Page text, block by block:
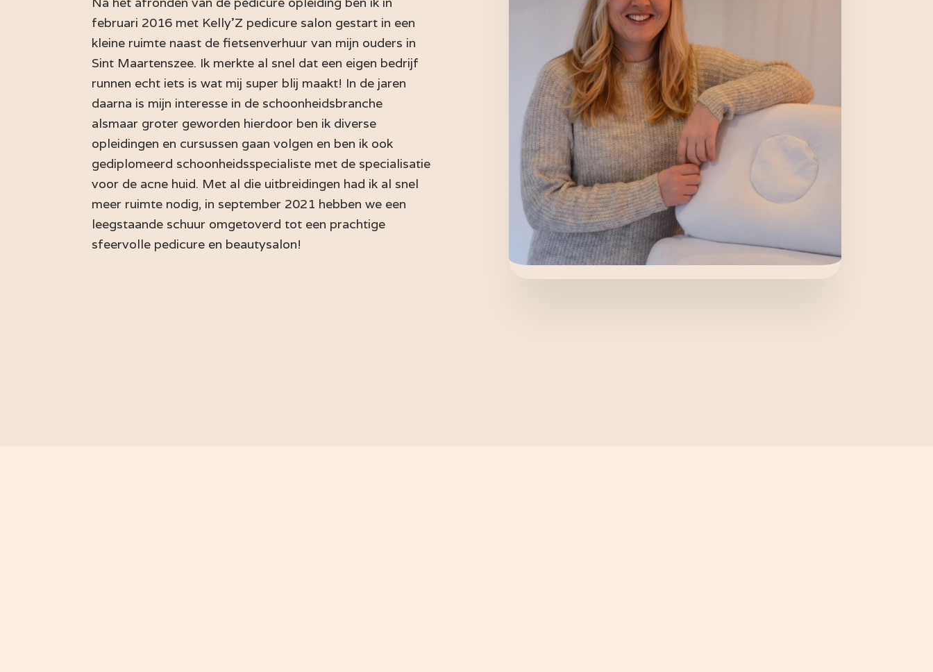
februari 2016 met Kelly'Z pedicure salon gestart in een
kleine ruimte naast de fietsenverhuur van mijn ouders in
Sint Maartenszee. Ik merkte al snel dat een eigen bedrijf
runnen echt iets is wat mij super blij maakt! In de jaren
daarna is mijn interesse in de schoonheidsbranche
alsmaar groter geworden hierdoor ben ik diverse
opleidingen en cursussen gaan volgen en ben ik ook
gediplomeerd schoonheidsspecialiste met de specialisatie
voor de acne huid. Met al die uitbreidingen had ik al snel
meer ruimte nodig, in september 2021 hebben we een
leegstaande schuur omgetoverd tot een prachtige
sfeervolle pedicure en beautysalon!